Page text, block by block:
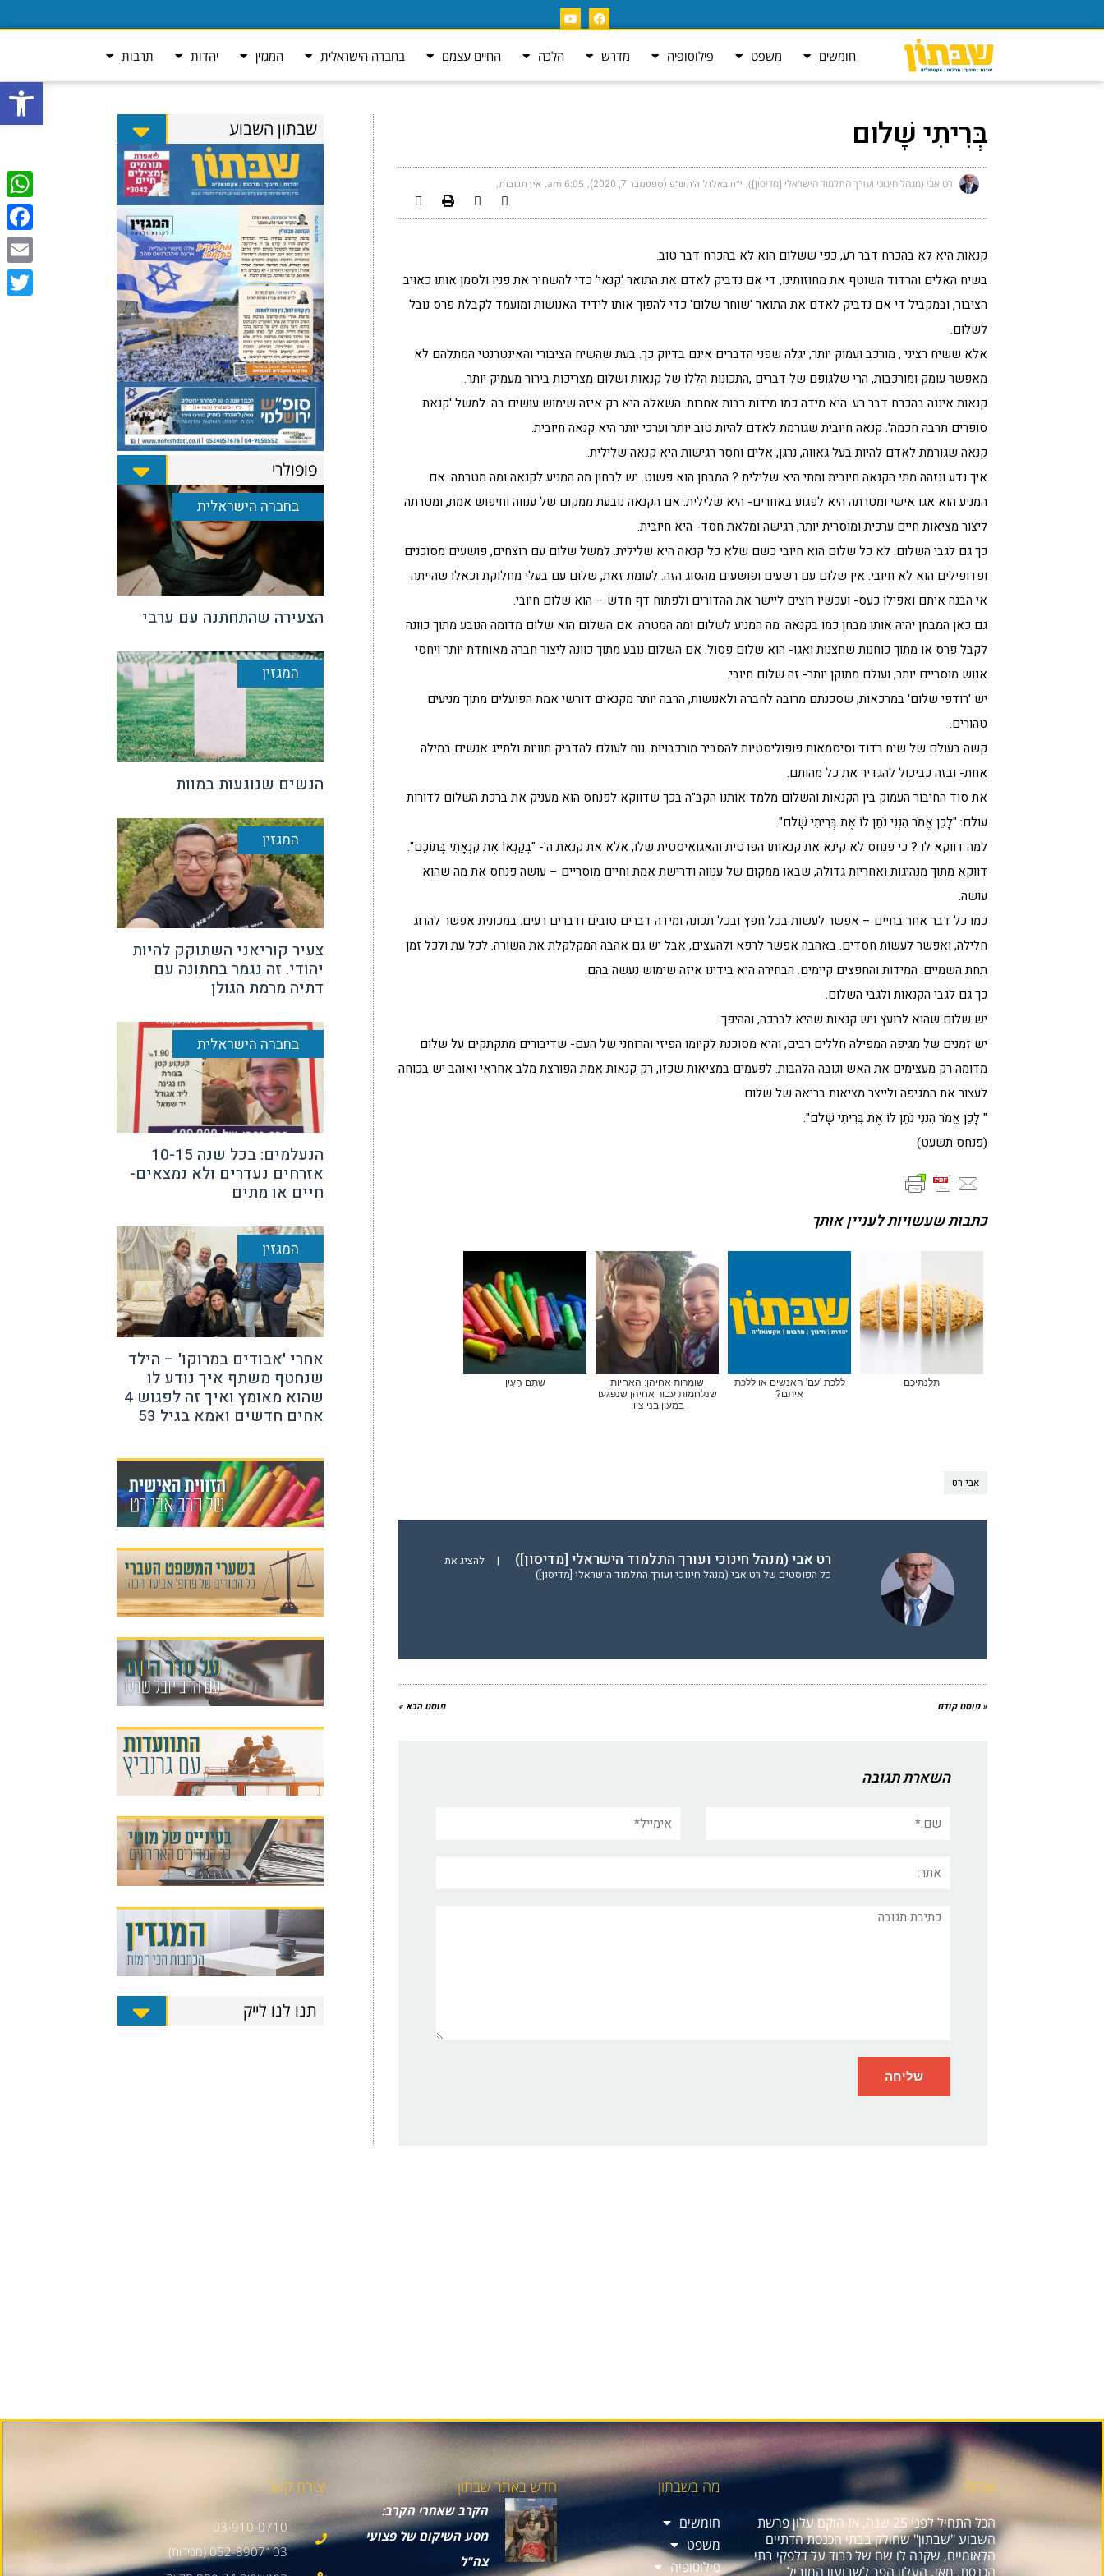
פתח
חומשים משפט פילוסופיה מדרש הלכה החיים עצמם בחברה הישראלית המגזין יהדות תרבות
בְּרִיתִי שָׁלום
רט אבי (מנהל חינוכי ועורך התלמוד הישראלי [מדיסון]) י״ח באלול ה׳תש״פ (ספטמבר 7, 2020) 6:05 am אין תגובות
קנאות היא לא בהכרח דבר רע, כפי ששלום הוא לא בהכרח דבר טוב.
בשיח האלים והרדוד השוטף את מחוזותינו, די אם נדביק לאדם את התואר 'קנאי' כדי להשחיר את פניו ולסמן אותו כאויב
הציבור, ובמקביל די אם נדביק לאדם את התואר 'שוחר שלום' כדי להפוך אותו לידיד האנושות ומועמד לקבלת פרס נובל
לשלום.
אלא ששיח רציני , מורכב ועמוק יותר, יגלה שפני הדברים אינם בדיוק כך. בעת שהשיח הציבורי והאינטרנטי המתלהם לא
מאפשר עומק ומורכבות, הרי שלגופם של דברים ,התכונות הללו של קנאות ושלום מצריכות בירור מעמיק יותר.
קנאות איננה בהכרח דבר רע. היא מידה כמו מידות רבות אחרות. השאלה היא רק איזה שימוש עושים בה. למשל 'קנאת
סופרים תרבה חכמה'. קנאה חיובית שגורמת לאדם להיות טוב יותר וערכי יותר היא קנאה חיובית.
קנאה שגורמת לאדם להיות בעל גאווה, נרגן, אלים וחסר רגישות היא קנאה שלילית.
איך נדע ונזהה מתי הקנאה חיובית ומתי היא שלילית ? המבחן הוא פשוט. יש לבחון מה המניע לקנאה ומה מטרתה. אם
המניע הוא אגו אישי ומטרתה היא לפגוע באחרים- היא שלילית. אם הקנאה נובעת ממקום של ענווה וחיפוש אמת, ומטרתה
ליצור מציאות חיים ערכית ומוסרית יותר, רגישה ומלאת חסד- היא חיובית.
כך גם לגבי השלום. לא כל שלום הוא חיובי כשם שלא כל קנאה היא שלילית. למשל שלום עם רוצחים, פושעים מסוכנים
ופדופילים הוא לא חיובי. אין שלום עם רשעים ופושעים מהסוג הזה. לעומת זאת, שלום עם בעלי מחלוקת וכאלו שהייתה
אי הבנה איתם ואפילו כעס- ועכשיו רוצים ליישר את ההדורים ולפתוח דף חדש – הוא שלום חיובי.
גם כאן המבחן יהיה אותו מבחן כמו בקנאה. מה המניע לשלום ומה המטרה. אם השלום הוא שלום מדומה הנובע מתוך כוונה
לקבל פרס או מתוך כוחנות שחצנות ואגו- הוא שלום פסול. אם השלום נובע מתוך כוונה ליצור חברה מאוחדת יותר ויחסי
אנוש מוסריים יותר, ועולם מתוקן יותר- זה שלום חיובי.
יש 'רודפי שלום' במרכאות, שסכנתם מרובה לחברה ולאנושות, הרבה יותר מקנאים דורשי אמת הפועלים מתוך מניעים
טהורים.
קשה בעולם של שיח רדוד וסיסמאות פופוליסטיות להסביר מורכבויות. נוח לעולם להדביק תוויות ולתייג אנשים במילה
אחת- ובזה כביכול להגדיר את כל מהותם.
את סוד החיבור העמוק בין הקנאות והשלום מלמד אותנו הקב"ה בכך שדווקא לפנחס הוא מעניק את ברכת השלום לדורות
עולם: "לָכֵן אֱמֹר הִנְנִי נֹתֵן לוֹ אֶת בְּרִיתִי שָׁלם".
למה דווקא לו ? כי פנחס לא קינא את קנאותו הפרטית והאגואיסטית שלו, אלא את קנאת ה'- "בְּקַנְאוֹ אֶת קִנְאָתִי בְּתוֹכָם".
דווקא מתוך מנהיגות ואחריות גדולה, שבאו ממקום של ענווה ודרישת אמת וחיים מוסריים – עושה פנחס את מה שהוא
עושה.
כמו כל דבר אחר בחיים – אפשר לעשות בכל חפץ ובכל תכונה ומידה דברים טובים ודברים רעים. במכונית אפשר להרוג
חלילה, ואפשר לעשות חסדים. באהבה אפשר לרפא ולהעצים, אבל יש גם אהבה המקלקלת את השורה. לכל עת ולכל זמן
תחת השמיים. המידות והחפצים קיימים. הבחירה היא בידינו איזה שימוש נעשה בהם.
כך גם לגבי הקנאות ולגבי השלום.
יש שלום שהוא לרועץ ויש קנאות שהיא לברכה, וההיפך.
יש זמנים של מגיפה המפילה חללים רבים, והיא מסוכנת לקיומו הפיזי והרוחני של העם- שדיבורים מתקתקים על שלום
מדומה רק מעצימים את האש וגובה הלהבות. לפעמים במציאות שכזו, רק קנאות אמת הפורצת מלב אחראי ואוהב יש בכוחה
לעצור את המגיפה ולייצר מציאות בריאה של שלום.
" לָכֵן אֱמֹר הִנְנִי נֹתֵן לוֹ אֶת בְּרִיתִי שָׁלם".
(פנחס תשעט)
כתבות שעשויות לעניין אותך
תְּלֻנֹּתֵיכֶם
ללכת 'עם' האנשים או ללכת
איתם?
שומרות אחיהן: האחיות
שנלחמות עבור אחיהן שנפגעו
במעון בני ציון
שְׁתֻם הָעָיִן
אבי רט
רט אבי (מנהל חינוכי ועורך התלמוד הישראלי [מדיסון]) |
להציג את
כל הפוסטים של רט אבי (מנהל חינוכי ועורך התלמוד הישראלי [מדיסון])
« פוסט קודם פוסט הבא »
השארת תגובה
תגובה
שבתון השבוע
פופולרי
בחברה הישראלית
הצעירה שהתחתנה עם ערבי
המגזין
הנשים שנוגעות במוות
המגזין
צעיר קוריאני השתוקק להיות
יהודי. זה נגמר בחתונה עם
דתיה מרמת הגולן
בחברה הישראלית
הנעלמים: בכל שנה 10-15
אזרחים נעדרים ולא נמצאים-
חיים או מתים
המגזין
אחרי 'אבודים במרוקו' – הילד
שנחטף משתף איך נודע לו
שהוא מאומץ ואיך זה לפגוש 4
אחים חדשים ואמא בגיל 53
תנו לנו לייק
אודות
הכל התחיל לפני 25 שנה, אז הוקם עלון פרשת
השבוע "שבתון" שחולק בבתי הכנסת הדתיים
הלאומיים, שקנה לו שם של כבוד על דלפקי בתי
הכנסת. מאז, העלון הפך לשבועון המוביל
מה בשבתון
חומשים
משפט
פילוסופיה
חדש באתר שבתון
הקרב שאחרי הקרב:
מסע השיקום של פצועי
צה"ל
יצירת קשר
03-910-0710
052-8907103 (מכירות)
Email